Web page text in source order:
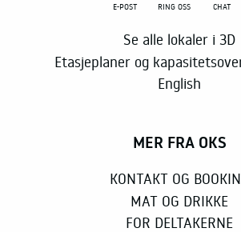
E-POST RING OSS CHAT
Se alle lokaler i 3D
Etasjeplaner og
English
MER FRA OKS
KONTAKT OG
MAT OG DRIKKE
FOR DELTAKERNE